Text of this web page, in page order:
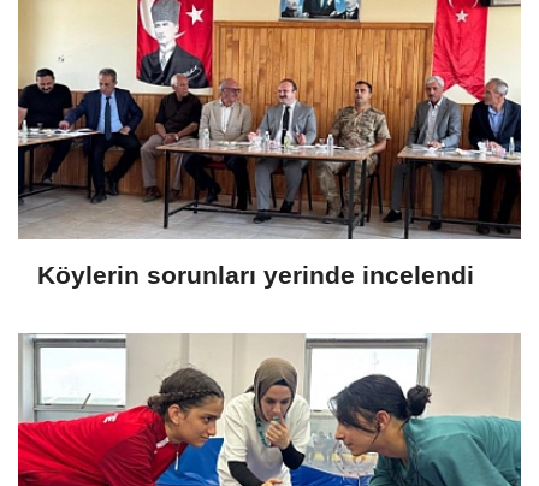
Köylerin sorunları yerinde incelendi